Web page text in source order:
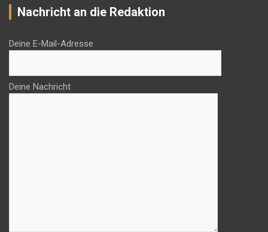
Nachricht an die Redaktion
Deine E-Mail-Adresse
Deine Nachricht